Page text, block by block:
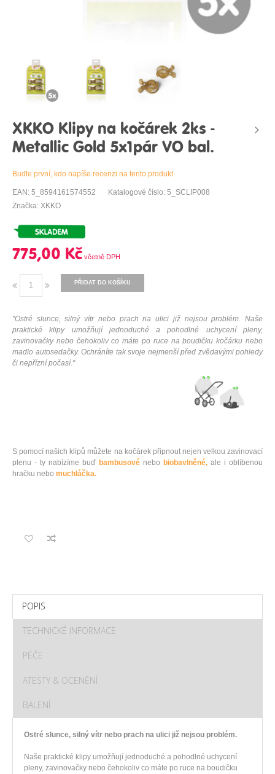
XKKO Klipy na kočárek 2ks -
Metallic Gold 5x1pár VO bal.
Buďte první, kdo napíše recenzi na tento produkt
EAN: 5_8594161574552
Katalogové číslo: 5_SCLIP008
Značka: XKKO
775,00 Kč
PŘIDAT DO KOŠÍKU
"Ostré slunce, silný vítr nebo prach na ulici již nejsou problém. Naše
praktické klipy umožňují jednoduché a pohodlné uchycení pleny,
zavinovačky nebo čehokoliv co máte po ruce na boudičku kočárku nebo
madlo autosedačky. Ochráníte tak svoje nejmenší před zvědavými pohledy
či nepřízní počasí."
S pomocí našich klipů můžete na kočárek připnout nejen velkou zavinovací
plenu - ty nabízíme buď bambusovénebo biobavlněné,ale i oblíbenou
hračku nebo muchláčka.
POPIS
TECHNICKÉ INFORMACE
PÉČE
ATESTY & OCENĚNÍ
BALENÍ
Ostré slunce, silný vítr nebo prach na ulici již nejsou problém.
Naše praktické klipy umožňují jednoduché a pohodlné uchycení
pleny, zavinovačky nebo čehokoliv co máte po ruce na boudičku